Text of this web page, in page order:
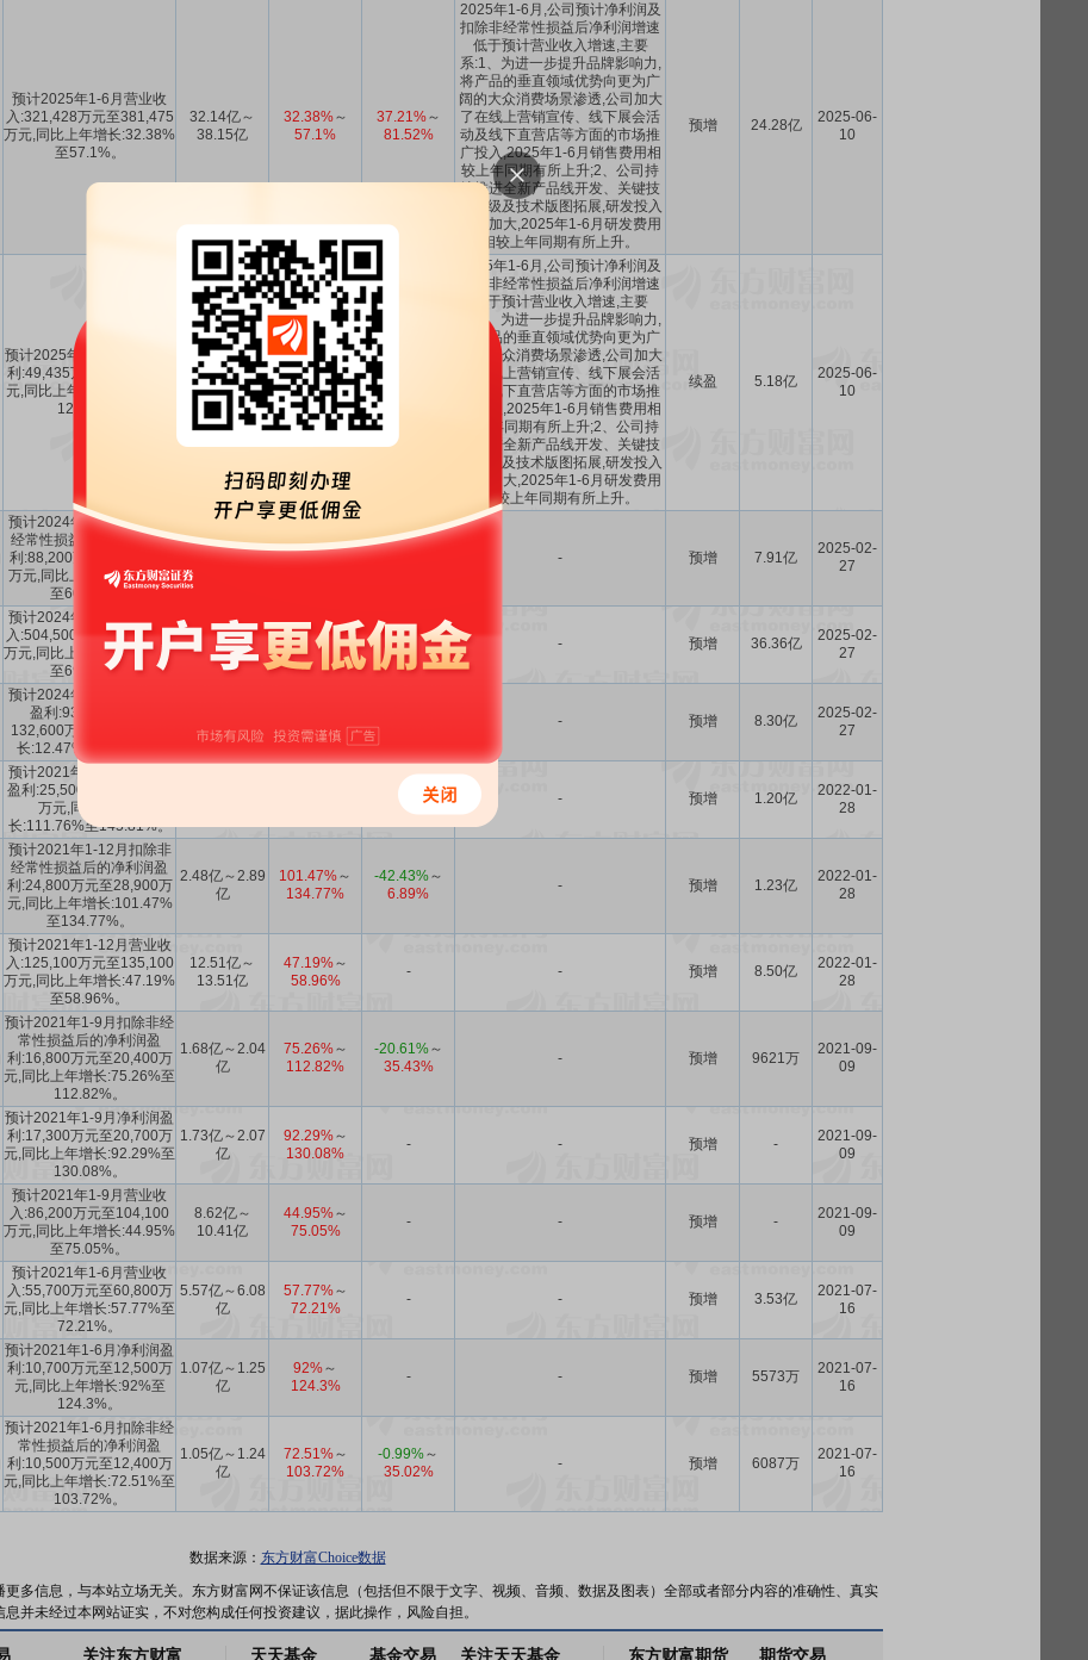
预计2025年1-6月营业收
入:321,428万元至381,475
万元,同比上年增长:32.38%
至57.1%。
32.14亿～
38.15亿
32.38%～
57.1%
37.21%～
81.52%
2025年1-6月,公司预计净利润及
扣除非经常性损益后净利润增速
低于预计营业收入增速,主要
系:1、为进一步提升品牌影响力,
将产品的垂直领域优势向更为广
阔的大众消费场景渗透,公司加大
了在线上营销宣传、线下展会活
动及线下直营店等方面的市场推
广投入,2025年1-6月销售费用相
较上年同期有所上升;2、公司持
续推进全新产品线开发、关键技
术升级及技术版图拓展,研发投入
持续加大,2025年1-6月研发费用
相较上年同期有所上升。
预增 24.28亿
2025-06-
10
预计2025年1-6月净利润盈
利:49,435万元至58,322万
元,同比上年变动:-4.65%至
12.49%。
4.9435亿～
5.8322亿
-4.65% ～
12.49%
2025年1-6月,公司预计净利润及
扣除非经常性损益后净利润增速
低于预计营业收入增速,主要
系:1、为进一步提升品牌影响力,
将产品的垂直领域优势向更为广
阔的大众消费场景渗透,公司加大
了在线上营销宣传、线下展会活
动及线下直营店等方面的市场推
广投入,2025年1-6月销售费用相
较上年同期有所上升;2、公司持
续推进全新产品线开发、关键技
术升级及技术版图拓展,研发投入
持续加大,2025年1-6月研发费用
相较上年同期有所上升。
续盈 5.18亿
2025-06-
10
预计2024年1-12月扣除非
经常性损益后的净利润盈
利:88,200万元至126,500
万元,同比上年增长:11.6%
至60.07%。
8.82亿～
11.6%～
-75.25%
- 预增 7.91亿
2025-02-
27
预计2024年1-12月营业收
入:504,500万元至616,700
万元,同比上年增长:38.74%
至69.59%。
50.45亿～
61.67亿
38.74% ～
69.59%
-28.55%～
44.96%
- 预增 36.36亿
2025-02-
27
预计2024年1-12月净利润
盈利:93,300万元至
132,600万元,同比上年增
长:12.47%至59.84%。
13.26亿
59.84%
- 预增 8.30亿
2025-02-
27
预计2021年1-12月净利润
盈利:25,500万元至29,600
万元,同比上年增
长:111.76%至145.81%。
- 预增 1.20亿
2022-01-
28
预计2021年1-12月扣除非
经常性损益后的净利润盈
利:24,800万元至28,900万
元,同比上年增长:101.47%
至134.77%。
2.48亿～2.89
亿
101.47%～
134.77%
-42.43%～
6.89%
- 预增 1.23亿
2022-01-
28
预计2021年1-12月营业收
入:125,100万元至135,100
万元,同比上年增长:47.19%
至58.96%。
12.51亿～
13.51亿
47.19%～
58.96%
- - 预增 8.50亿
2022-01-
28
预计2021年1-9月扣除非经
常性损益后的净利润盈
利:16,800万元至20,400万
元,同比上年增长:75.26%至
112.82%。
1.68亿～2.04
亿
75.26%～
112.82%
-20.61%～
35.43%
- 预增 9621万
2021-09-
09
预计2021年1-9月净利润盈
利:17,300万元至20,700万
元,同比上年增长:92.29%至
130.08%。
1.73亿～2.07
亿
92.29%～
130.08%
- - 预增 -
2021-09-
09
预计2021年1-9月营业收
入:86,200万元至104,100
万元,同比上年增长:44.95%
至75.05%。
8.62亿～
10.41亿
44.95%～
75.05%
- - 预增 -
2021-09-
09
预计2021年1-6月营业收
入:55,700万元至60,800万
元,同比上年增长:57.77%至
72.21%。
5.57亿～6.08
亿
57.77%～
72.21%
- - 预增 3.53亿
2021-07-
16
预计2021年1-6月净利润盈
利:10,700万元至12,500万
元,同比上年增长:92%至
124.3%。
1.07亿～1.25
亿
92%～
124.3%
- - 预增 5573万
2021-07-
16
预计2021年1-6月扣除非经
常性损益后的净利润盈
利:10,500万元至12,400万
元,同比上年增长:72.51%至
103.72%。
1.05亿～1.24
亿
72.51%～
103.72%
-0.99%～
35.02%
- 预增 6087万
2021-07-
16
数据来源： 东方财富Choice数据
多信息，与本站立场无关。东方财富网不保证该信息（包括但不限于文字、视频、音频、数据及图表）全部或者部分内容的准确性、真实
并未经过本网站证实，不对您构成任何投资建议，据此操作，风险自担。
关注东方财富 天天基金 基金交易 关注天天基金 东方财富期货 期货交易